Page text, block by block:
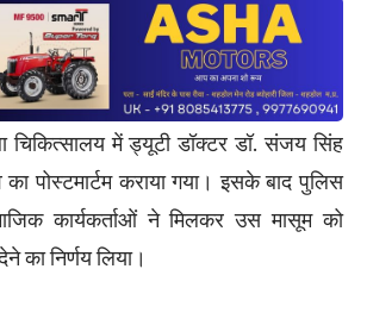
चिकित्सालय में ड्यूटी डॉक्टर डॉ. संजय सिंह
का पोस्टमार्टम कराया गया। इसके बाद पुलिस
कार्यकर्ताओं ने मिलकर उस मासूम को
का निर्णय लिया।